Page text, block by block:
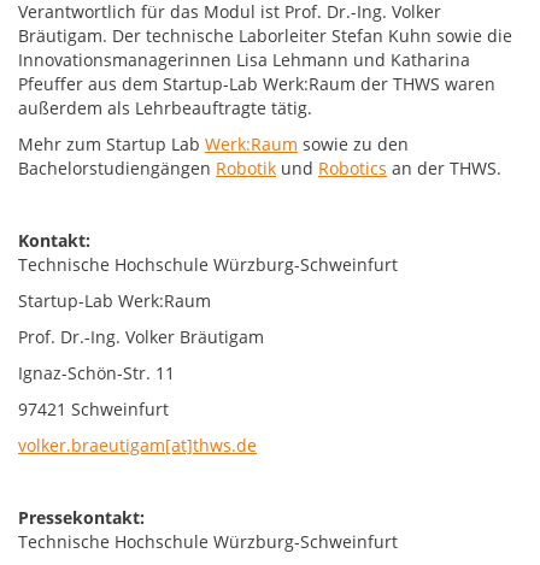
Verantwortlich für das Modul ist Prof. Dr.-Ing. Volker
Bräutigam. Der technische Laborleiter Stefan Kuhn sowie die
Innovationsmanagerinnen Lisa Lehmann und Katharina
Pfeuffer aus dem Startup-Lab Werk:Raum der THWS waren
außerdem als Lehrbeauftragte tätig.
Mehr zum Startup Lab Werk:Raum sowie zu den
Bachelorstudiengängen Robotik und Robotics an der THWS.
Kontakt:
Technische Hochschule Würzburg-Schweinfurt
Startup-Lab Werk:Raum
Prof. Dr.-Ing. Volker Bräutigam
Ignaz-Schön-Str. 11
97421 Schweinfurt
volker.braeutigam[at]thws.de
Pressekontakt:
Technische Hochschule Würzburg-Schweinfurt